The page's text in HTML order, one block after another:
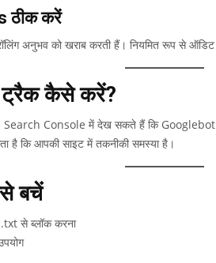
ठीक करें
अनुभव को खराब करती हैं। नियमित रूप से
कैसे करें?
Search Console में देख सकते हैं कि Googlebot
है कि आपकी साइट में तकनीकी समस्या है।
बचें
से ब्लॉक करना